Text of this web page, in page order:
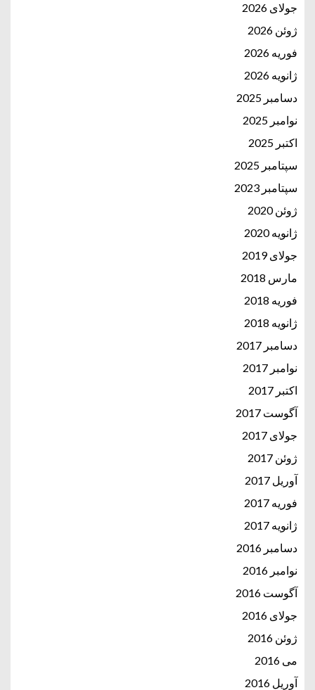
جولای 2026
ژوئن 2026
فوریه 2026
ژانویه 2026
دسامبر 2025
نوامبر 2025
اکتبر 2025
سپتامبر 2025
سپتامبر 2023
ژوئن 2020
ژانویه 2020
جولای 2019
مارس 2018
فوریه 2018
ژانویه 2018
دسامبر 2017
نوامبر 2017
اکتبر 2017
آگوست 2017
جولای 2017
ژوئن 2017
آوریل 2017
فوریه 2017
ژانویه 2017
دسامبر 2016
نوامبر 2016
آگوست 2016
جولای 2016
ژوئن 2016
می 2016
آوریل 2016